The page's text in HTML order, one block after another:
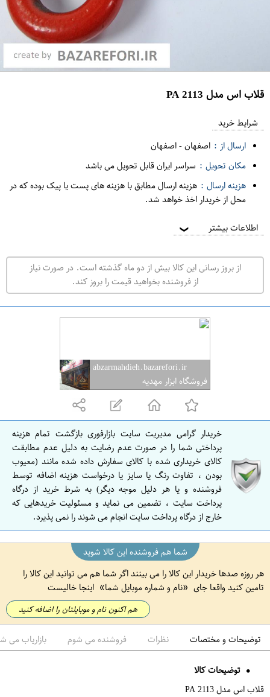
قلاب اس مدل PA 2113
د
ه
ف
ر
و
ت
ه
ر
ا
شرایط خرید
ارسال از : اصفهان-اصفهان
مکان تحویل : سراسر ایران قابل تحویل می باشد
هزینه ارسال : هزینه ارسال مطابق با هزینه های پست یا پیک بوده که در
محل از خریدار اخذ خواهد شد.
اطلاعات بیشتر ❯
از بروز رسانی این کالا بیش از دو ماه گذشته است. در صورت نیاز
از فروشنده بخواهید قیمت را بروز کند.
abzarmahdieh.bazarefori.ir
فروشگاه ابزار مهدیه
خریدار گرامی مدیریت سایت بازارفوری بازگشت تمام هزینه
پرداختی شما را در صورت عدم رضایت به دلیل عدم مطابقت
کالای خریداری شده با کالای سفارش داده شده مانند (معیوب
بودن ، تفاوت رنگ یا سایز یا درخواست هزینه اضافه توسط
فروشنده و یا هر دلیل موجه دیگر) به شرط خرید از درگاه
پرداخت سایت ، تضمین می نماید و مسئولیت خریدهایی که
خارج از درگاه پرداخت سایت انجام می شوند را نمی پذیرد.
شما هم فروشنده این کالا شوید
هر روزه صدها خریدار این کالا را می بینند اگر شما هم می توانید این کالا را
تامین کنید واقعا جای
نام و شماره موبایل شما اینجا خالیست
هم اکنون نام و موبایلتان را اضافه کنید
توضیحات و مختصات نظرات فروشنده می شوم بازاریاب می
توضیحات کالا
قلاب اس مدل PA 2113